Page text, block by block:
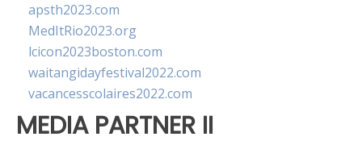
apsth2023.com
MedItRio2023.org
lcicon2023boston.com
waitangidayfestival2022.com
vacancesscolaires2022.com
MEDIA PARTNER II